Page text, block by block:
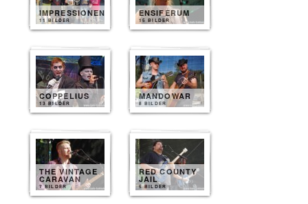
IMPRESSIONEN
11 BILDER
ENSIFERUM
15 BILDER
COPPELIUS
13 BILDER
MANDOWAR
8 BILDER
THE VINTAGE
CARAVAN
7 BILDER
RED COUNTY
JAIL
5 BILDER